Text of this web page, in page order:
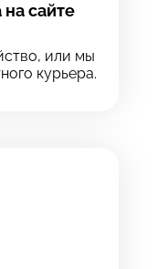
на сайте
или мы
курьера.